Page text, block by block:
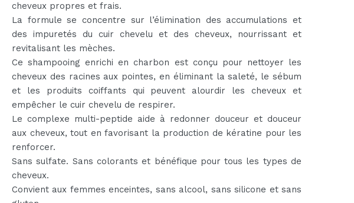
cheveux propres et frais.
La formule se concentre sur l’élimination des accumulations et
des impuretés du cuir chevelu et des cheveux, nourrissant et
revitalisant les mèches.
Ce shampooing enrichi en charbon est conçu pour nettoyer les
cheveux des racines aux pointes, en éliminant la saleté, le sébum
et les produits coiffants qui peuvent alourdir les cheveux et
empêcher le cuir chevelu de respirer.
Le complexe multi-peptide aide à redonner douceur et douceur
aux cheveux, tout en favorisant la production de kératine pour les
renforcer.
Sans sulfate. Sans colorants et bénéfique pour tous les types de
cheveux.
Convient aux femmes enceintes, sans alcool, sans silicone et sans